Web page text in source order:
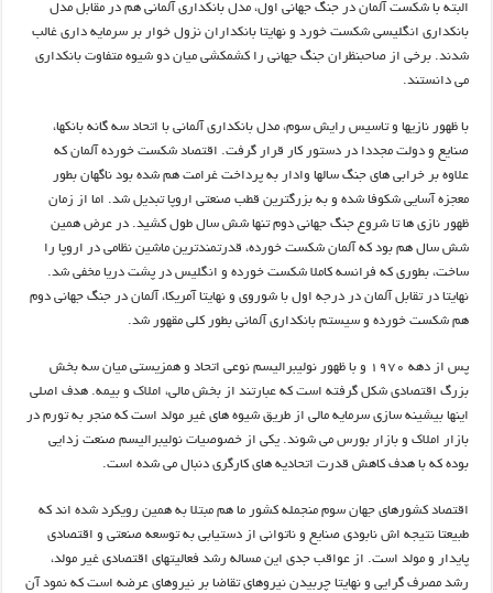
البته با شکست آلمان در جنگ جهانی اول، مدل بانکداری آلمانی هم در مقابل مدل
بانکداری انگلیسی شکست خورد و نهایتا بانکداران نزول خوار بر سرمایه داری غالب
شدند. برخی از صاحبنظران جنگ جهانی را کشمکشی میان دو شیوه متفاوت بانکداری
می دانستند.
با ظهور نازیها و تاسیس رایش سوم، مدل بانکداری آلمانی با اتحاد سه گانه بانکها،
صنایع و دولت مجددا در دستور کار قرار گرفت. اقتصاد شکست خورده آلمان که
علاوه بر خرابی های جنگ سالها وادار به پرداخت غرامت هم شده بود ناگهان بطور
معجزه آسایی شکوفا شده و به بزرگترین قطب صنعتی اروپا تبدیل شد. اما از زمان
ظهور نازی ها تا شروع جنگ جهانی دوم تنها شش سال طول کشید. در عرض همین
شش سال هم بود که آلمان شکست خورده، قدرتمندترین ماشین نظامی در اروپا را
ساخت، بطوری که فرانسه کاملا شکست خورده و انگلیس در پشت دریا مخفی شد.
نهایتا در تقابل آلمان در درجه اول با شوروی و نهایتا آمریکا، آلمان در جنگ جهانی دوم
هم شکست خورده و سیستم بانکداری آلمانی بطور کلی مقهور شد.
پس از دهه ۱۹۷۰ و با ظهور نولیبرالیسم نوعی اتحاد و همزیستی میان سه بخش
بزرگ اقتصادی شکل گرفته است که عبارتند از بخش مالی، املاک و بیمه. هدف اصلی
اینها بیشینه سازی سرمایه مالی از طریق شیوه های غیر مولد است که منجر به تورم در
بازار املاک و بازار بورس می شوند. یکی از خصوصیات نولیبرالیسم صنعت زدایی
بوده که با هدف کاهش قدرت اتحادیه های کارگری دنبال می شده است.
اقتصاد کشورهای جهان سوم منجمله کشور ما هم مبتلا به همین رویکرد شده اند که
طبیعتا نتیجه اش نابودی صنایع و ناتوانی از دستیابی به توسعه صنعتی و اقتصادی
پایدار و مولد است. از عواقب جدی این مساله رشد فعالیتهای اقتصادی غیر مولد،
رشد مصرف گرایی و نهایتا چربیدن نیروهای تقاضا بر نیروهای عرضه است که نمود آن